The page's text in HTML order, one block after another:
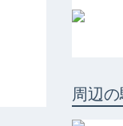
周辺